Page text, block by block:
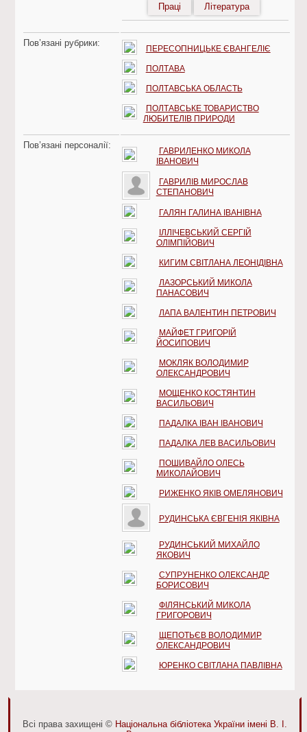
Праці Література
Пов’язані рубрики:
ПЕРЕСОПНИЦЬКЕ ЄВАНГЕЛІЄ
ПОЛТАВА
ПОЛТАВСЬКА ОБЛАСТЬ
ПОЛТАВСЬКЕ ТОВАРИСТВО
ЛЮБИТЕЛІВ ПРИРОДИ
Пов’язані персоналії:
ГАВРИЛЕНКО МИКОЛА
ІВАНОВИЧ
ГАВРИЛІВ МИРОСЛАВ
СТЕПАНОВИЧ
ГАЛЯН ГАЛИНА ІВАНІВНА
ІЛЛІЧЕВСЬКИЙ СЕРГІЙ
ОЛІМПІЙОВИЧ
КИГИМ СВІТЛАНА ЛЕОНІДІВНА
ЛАЗОРСЬКИЙ МИКОЛА
ПАНАСОВИЧ
ЛАПА ВАЛЕНТИН ПЕТРОВИЧ
МАЙФЕТ ГРИГОРІЙ
ЙОСИПОВИЧ
МОКЛЯК ВОЛОДИМИР
ОЛЕКСАНДРОВИЧ
МОЩЕНКО КОСТЯНТИН
ВАСИЛЬОВИЧ
ПАДАЛКА ІВАН ІВАНОВИЧ
ПАДАЛКА ЛЕВ ВАСИЛЬОВИЧ
ПОШИВАЙЛО ОЛЕСЬ
МИКОЛАЙОВИЧ
РИЖЕНКО ЯКІВ ОМЕЛЯНОВИЧ
РУДИНСЬКА ЄВГЕНІЯ ЯКІВНА
РУДИНСЬКИЙ МИХАЙЛО
ЯКОВИЧ
СУПРУНЕНКО ОЛЕКСАНДР
БОРИСОВИЧ
ФІЛЯНСЬКИЙ МИКОЛА
ГРИГОРОВИЧ
ЩЕПОТЬЄВ ВОЛОДИМИР
ОЛЕКСАНДРОВИЧ
ЮРЕНКО СВІТЛАНА ПАВЛІВНА
Всі права захищені © Національна бібліотека України імені В. І.